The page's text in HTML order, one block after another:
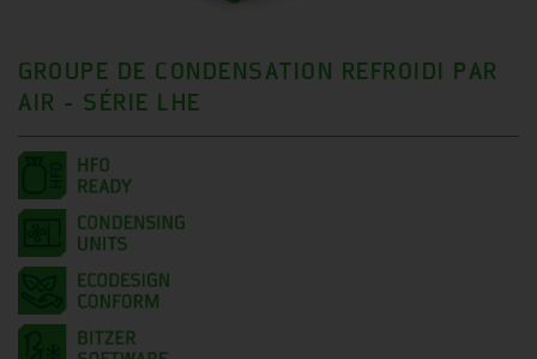
GROUPE DE CONDENSATION REFROIDI PAR
AIR - SÉRIE LHE